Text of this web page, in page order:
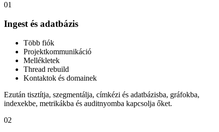
01
Ingest és adatbázis
Több fiók
Projektkommunikáció
Mellékletek
Thread rebuild
Kontaktok és domainek
Ezután tisztítja, szegmentálja, címkézi és adatbázisba, gráfokba,
indexekbe, metrikákba és auditnyomba kapcsolja őket.
02